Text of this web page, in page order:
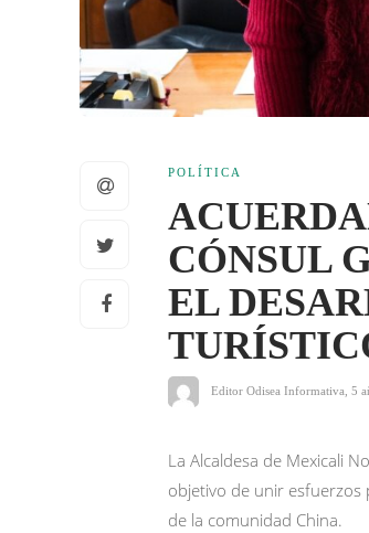
POLÍTICA
CÓNSUL
EL
Editor Odisea Informativa 5
La Alcaldesa de Mexicali
objetivo de unir esfuerzos
de la comunidad China.